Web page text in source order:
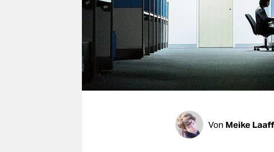
veranstaltungen
shop
fragen & hilfe
unterstützen
Von Meike Laaff